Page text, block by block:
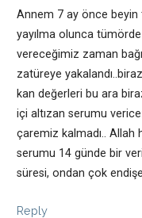
Annem 7 ay önce
yayılma olunca
vereceğimiz zaman
zatüreye
kan değerleri bu ara
içi altızan serumu
çaremiz kalmadı.. Allah
serumu 14 günde bir
süresi, ondan çok
Reply